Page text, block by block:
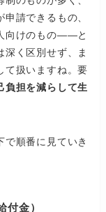
請できるもの、
向けのもの――と
く区別せず、ま
て扱いますね。要
負担を減らして生
順番に見ていき
付金）